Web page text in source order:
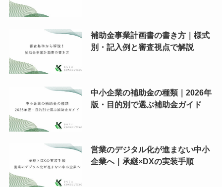
補助金事業計画書の書き方｜様式
別・記入例と審査視点で解説
中小企業の補助金の種類｜2026年
版・目的別で選ぶ補助金ガイド
営業のデジタル化が進まない中小
企業へ｜承継×DXの実装手順